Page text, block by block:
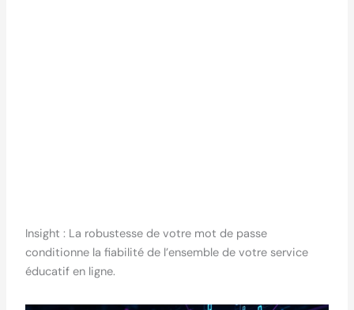
Insight : La robustesse de votre mot de passe
conditionne la fiabilité de l’ensemble de votre service
éducatif en ligne.